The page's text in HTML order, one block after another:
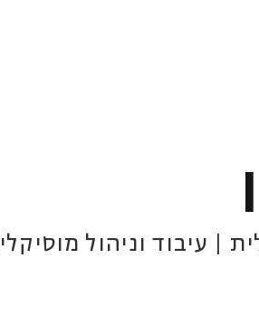
| עיבוד וניהול